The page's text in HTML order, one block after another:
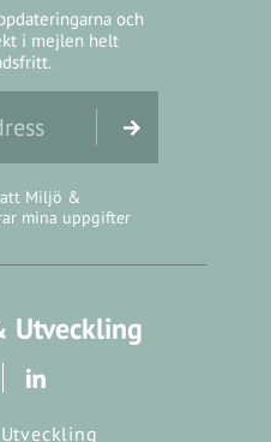
och
i mejlen helt
Miljö &
mina uppgifter
Utveckling